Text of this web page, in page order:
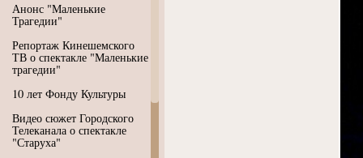
Анонс "Маленькие
Трагедии"
Репортаж Кинешемского
ТВ о спектакле "Маленькие
трагедии"
10 лет Фонду Культуры
Видео сюжет Городского
Телеканала о спектакле
"Старуха"